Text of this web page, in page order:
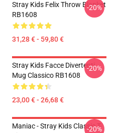
Stray Kids Felix Throw Blanket
RB1608
31,28 € - 59,80 €
-20%
Stray Kids Facce Divertenti
Mug Classico RB1608
23,00 € - 26,68 €
-20%
Maniac - Stray Kids Classic T-
-20%